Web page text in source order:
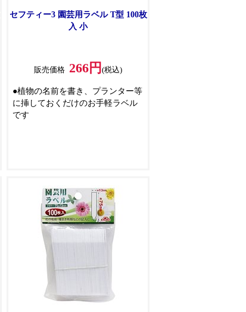
セフティー3 園芸用ラベル T型 100枚
入 小
販売価格 266円 (税込)
●植物の名前を書き、プランター等
に挿しておくだけのお手軽ラベル
です